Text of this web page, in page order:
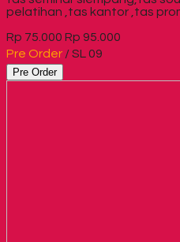
pelatihan ,tas kantor ,tas
Rp 75.000 Rp 95.000
Pre Order / SL 09
Pre Order